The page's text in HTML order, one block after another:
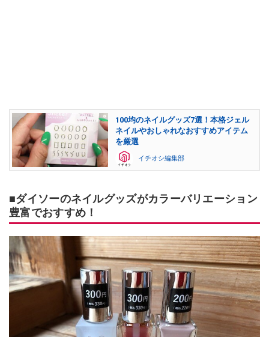
100均のネイルグッズ7選！本格ジェル
ネイルやおしゃれなおすすめアイテム
を厳選
イチオシ編集部
■ダイソーのネイルグッズがカラーバリエーション
豊富でおすすめ！